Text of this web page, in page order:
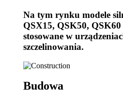
Na tym rynku modele
QSX15, QSK50, QSK60
stosowane w
szczelinowania.
Budowa